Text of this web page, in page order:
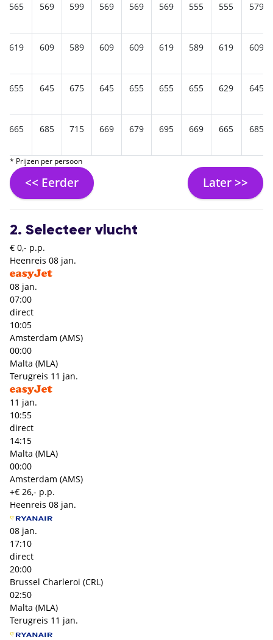
565 569 599 569 569 569 555 555 579
619 609 589 609 609 619 589 619 609
655 645 675 645 655 655 655 629 645
665 685 715 669 679 695 669 665 685
* Prijzen per persoon
<< Eerder Later >>
2. Selecteer vlucht
€ 0,- p.p.
Heenreis 08 jan.
08 jan.
07:00
direct
10:05
Amsterdam (AMS)
00:00
Malta (MLA)
Terugreis 11 jan.
11 jan.
10:55
direct
14:15
Malta (MLA)
00:00
Amsterdam (AMS)
+€ 26,- p.p.
Heenreis 08 jan.
08 jan.
17:10
direct
20:00
Brussel Charleroi (CRL)
02:50
Malta (MLA)
Terugreis 11 jan.